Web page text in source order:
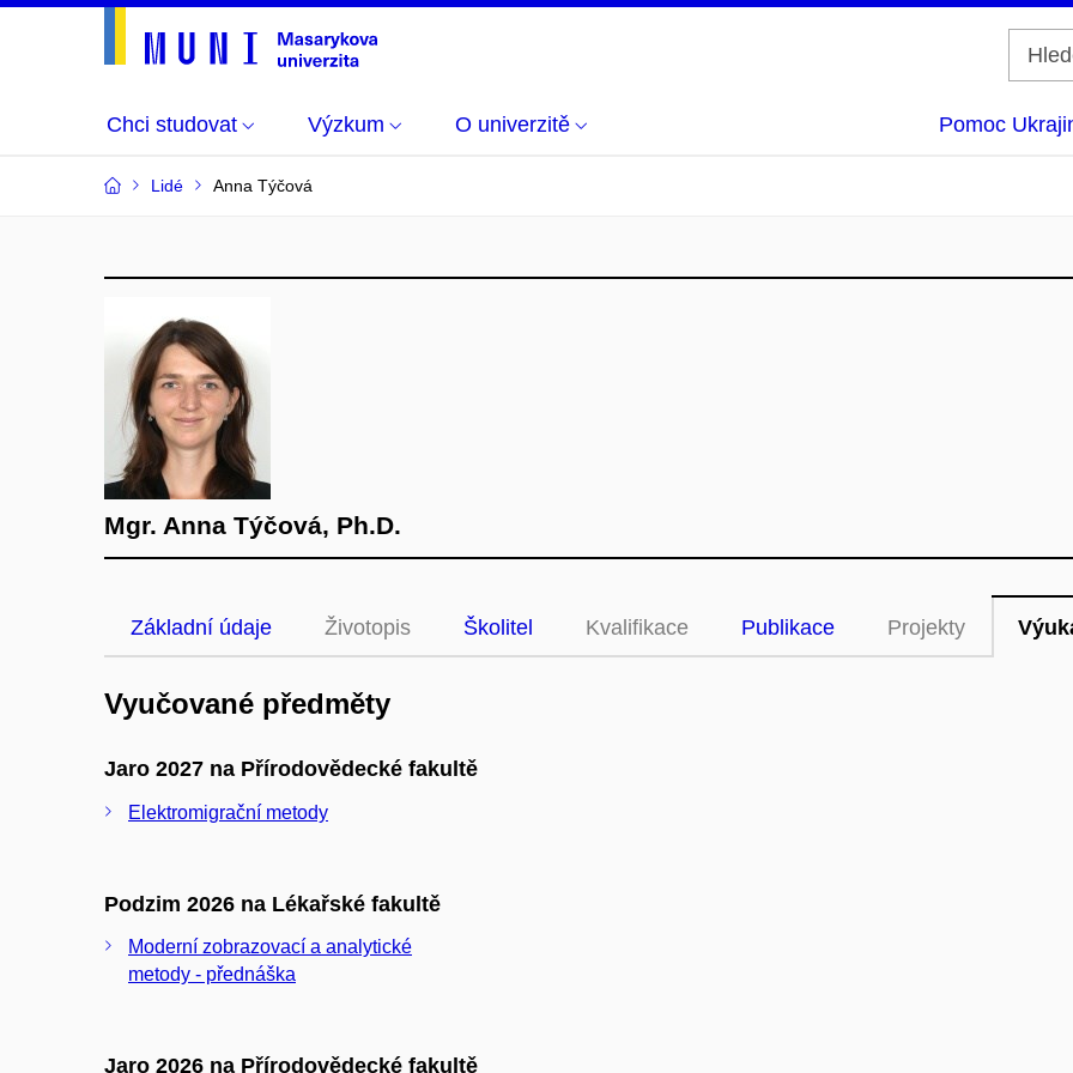
Chci studovat Výzkum O univerzitě Pomoc
Lidé Anna Týčová
Mgr. Anna Týčová, Ph.D.
Základní údaje Životopis Školitel Kvalifikace Publikace Projekty
Vyučované předměty
Jaro 2027 na Přírodovědecké fakultě
Elektromigrační metody
Podzim 2026 na Lékařské fakultě
Moderní zobrazovací a analytické
metody - přednáška
Jaro 2026 na Přírodovědecké fakultě